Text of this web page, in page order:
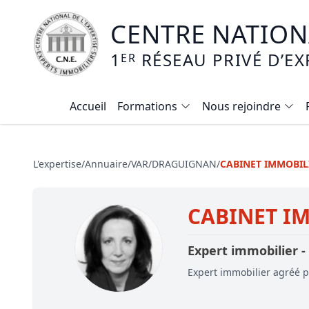
CENTRE
1 ER RÉSEAU PRIVÉ
Accueil
Formations
Formation expertise immobilière /
Expertise viager
E-learning - Connaitre et maitriser
Mise en copropriété
Nous rejoindre
L'expertise/Annuaire/VAR/DRAGUIGNAN/CABINET
CABINET
Expert immobilier -
Expert immobilier agréé